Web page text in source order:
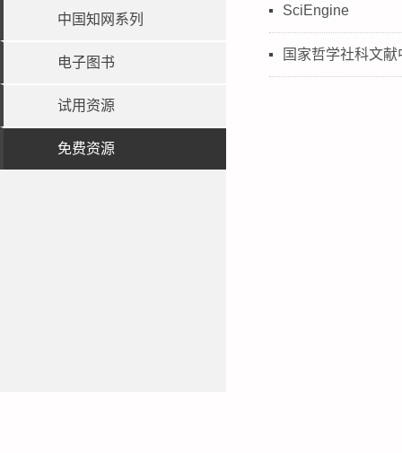
中国知网系列
电子图书
试用资源
免费资源
SciEngine
国家哲学社科文献